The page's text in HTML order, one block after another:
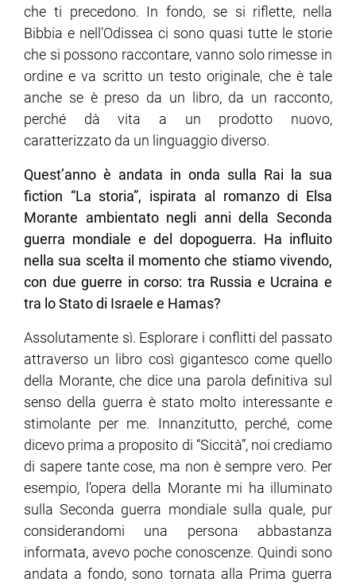
che ti precedono. In fondo, se si riflette, nella
Bibbia e nell’Odissea ci sono quasi tutte le storie
che si possono raccontare, vanno solo rimesse in
ordine e va scritto un testo originale, che è tale
anche se è preso da un libro, da un racconto,
perché dà vita a un prodotto nuovo,
caratterizzato da un linguaggio diverso.
Quest’anno è andata in onda sulla Rai la sua
fiction “La storia”, ispirata al romanzo di Elsa
Morante ambientato negli anni della Seconda
guerra mondiale e del dopoguerra. Ha influito
nella sua scelta il momento che stiamo vivendo,
con due guerre in corso: tra Russia e Ucraina e
tra lo Stato di Israele e Hamas?
Assolutamente sì. Esplorare i conflitti del passato
attraverso un libro così gigantesco come quello
della Morante, che dice una parola definitiva sul
senso della guerra è stato molto interessante e
stimolante per me. Innanzitutto, perché, come
dicevo prima a proposito di “Siccità”, noi crediamo
di sapere tante cose, ma non è sempre vero. Per
esempio, l’opera della Morante mi ha illuminato
sulla Seconda guerra mondiale sulla quale, pur
considerandomi una persona abbastanza
informata, avevo poche conoscenze. Quindi sono
andata a fondo, sono tornata alla Prima guerra